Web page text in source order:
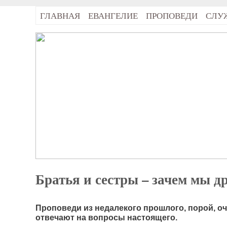
ГЛАВНАЯ ЕВАНГЕЛИЕ ПРОПОВЕДИ
Братья и сестры – зачем мы
Проповеди из недалекого прошлого, порой,
отвечают на вопросы настоящего.